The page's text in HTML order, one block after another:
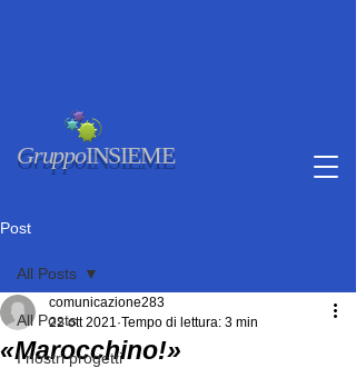
GruppoINSIEME
Post
All Posts
I nostri progetti
All Posts
«Marocchino!»
comunicazione283
22 ott 2021 Tempo di lettura: 3 min